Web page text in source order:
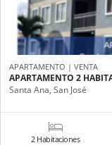
APARTAMENTO | VENTA
APARTAMENTO 2
Santa Ana, San José
2 Habitaciones